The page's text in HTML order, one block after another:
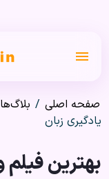
صفحه اصلی / بلاگ‌ها
یادگیری زبان
بهترین